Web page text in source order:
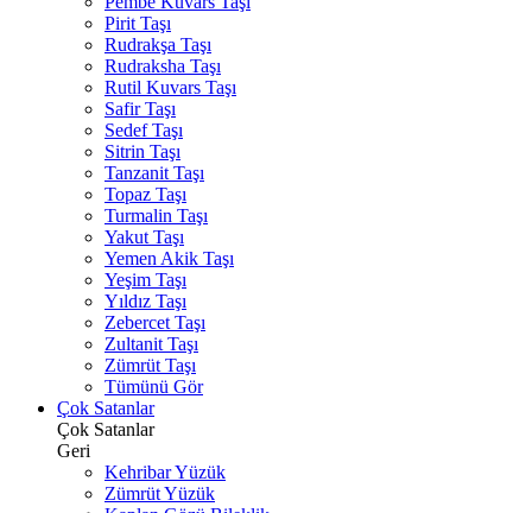
Pirit Taşı
Rudrakşa Taşı
Rudraksha Taşı
Rutil Kuvars Taşı
Safir Taşı
Sedef Taşı
Sitrin Taşı
Tanzanit Taşı
Topaz Taşı
Turmalin Taşı
Yakut Taşı
Yemen Akik Taşı
Yeşim Taşı
Yıldız Taşı
Zebercet Taşı
Zultanit Taşı
Zümrüt Taşı
Tümünü Gör
Çok Satanlar
Çok Satanlar
Geri
Kehribar Yüzük
Zümrüt Yüzük